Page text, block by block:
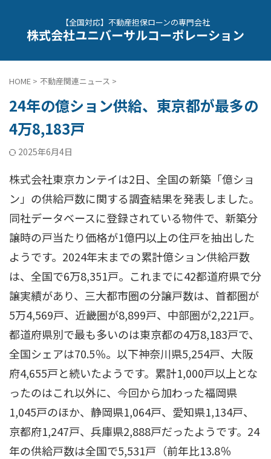
【全国対応】不動産担保ローンの専門会社
株式会社ユニバーサルコーポレーション
HOME > 不動産関連ニュース >
24年の億ション供給、東京都が最多の
4万8,183戸
2025年6月4日
株式会社東京カンテイは2日、全国の新築「億ショ
ン」の供給戸数に関する調査結果を発表しました。
同社データベースに登録されている物件で、新築分
譲時の戸当たり価格が1億円以上の住戸を抽出した
ようです。2024年末までの累計億ション供給戸数
は、全国で6万8,351戸。これまでに42都道府県で分
譲実績があり、三大都市圏の分譲戸数は、首都圏が
5万4,569戸、近畿圏が8,899戸、中部圏が2,221戸。
都道府県別で最も多いのは東京都の4万8,183戸で、
全国シェアは70.5％。以下神奈川県5,254戸、大阪
府4,655戸と続いたようです。累計1,000戸以上とな
ったのはこれ以外に、今回から加わった福岡県
1,045戸のほか、静岡県1,064戸、愛知県1,134戸、
京都府1,247戸、兵庫県2,888戸だったようです。24
年の供給戸数は全国で5,531戸（前年比13.8％